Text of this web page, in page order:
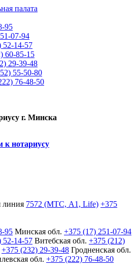
95
07-94
52-14-57
60-85-15
29-39-48
55-50-80
76-48-50
г. Минска
к нотариусу
линия 7572 (МТС, A1, Life) +375
95 Минская обл. +375 (17) 251-07-94
52-14-57 Витебская обл. +375 (212)
+375 (232) 29-39-48 Гродненская обл.
обл. +375 (222) 76-48-50